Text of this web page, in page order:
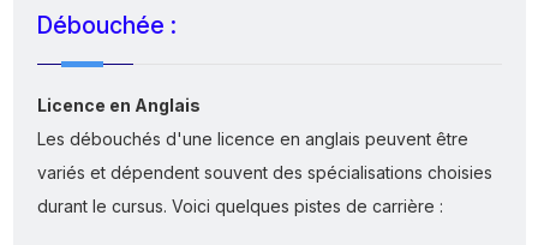
Débouchée :
Licence en Anglais
Les débouchés d'une licence en anglais peuvent être
variés et dépendent souvent des spécialisations choisies
durant le cursus. Voici quelques pistes de carrière :